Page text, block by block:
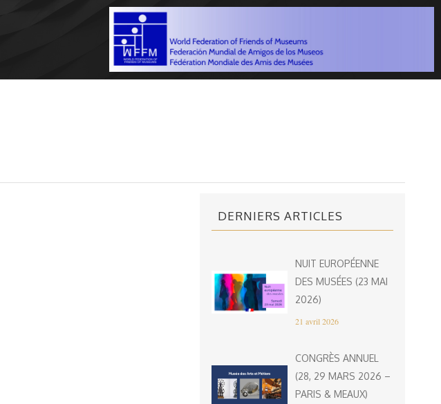
DERNIERS ARTICLES
NUIT EUROPÉENNE
DES MUSÉES (23 MAI
2026)
21 avril 2026
CONGRÈS ANNUEL
(28, 29 MARS 2026 –
PARIS & MEAUX)